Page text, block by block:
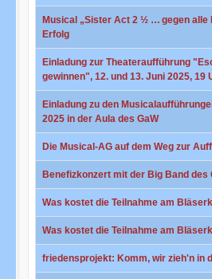
Musical „Sister Act 2 ½ … gegen alle
Erfolg
Einladung zur Theateraufführung
gewinnen", 12. und 13. Juni 2025, 19
Einladung zu den
2025 in der Aula des GaW
Die Musical-AG auf dem Weg zur
Benefizkonzert mit der Big Band des
Was kostet die Teilnahme am
Was kostet die Teilnahme am
friedensprojekt: Komm, wir zieh'n in